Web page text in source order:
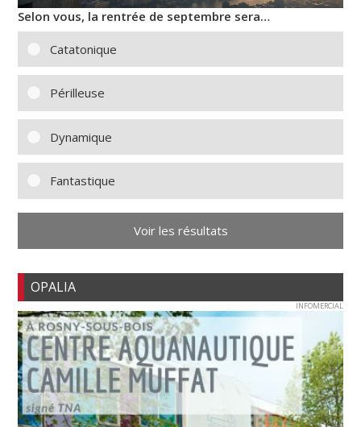
Selon vous, la rentrée de septembre sera…
Catatonique
Périlleuse
Dynamique
Fantastique
Voir les résultats
OPALIA
INFOMERCIAL